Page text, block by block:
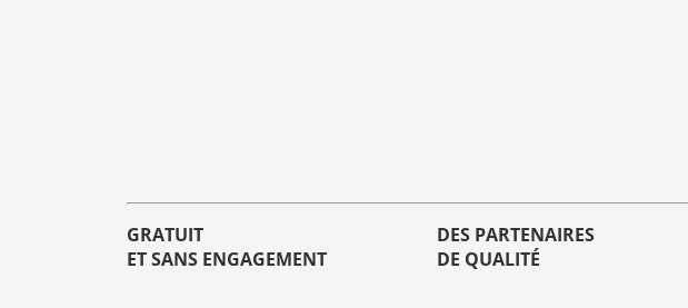
GRATUIT
ET SANS ENGAGEMENT
DES PARTENAIRES
DE QUALITÉ